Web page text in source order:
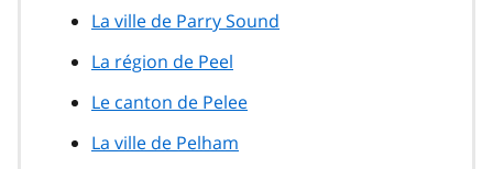
La ville de Parry Sound
La région de Peel
Le canton de Pelee
La ville de Pelham